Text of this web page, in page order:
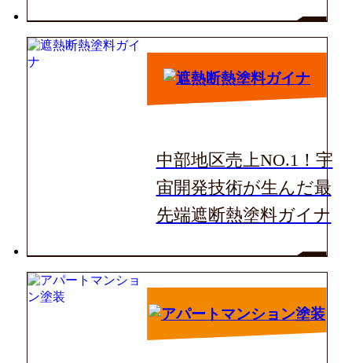
中部地区売上NO.1！宇
宙開発技術が生んだ最
先端遮断熱塗料ガイナ